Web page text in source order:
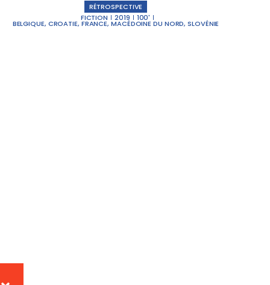
RÉTROSPECTIVE
FICTION
2019 100'
BELGIQUE, CROATIE, FRANCE,MACÉDOINE DU NORD,SLOVÉNIE